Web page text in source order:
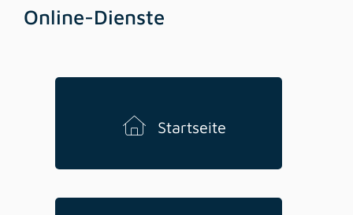
Online-Dienste
Startseite